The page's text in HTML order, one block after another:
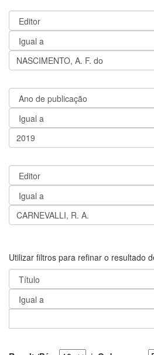
Utilizar filtros para refinar o resultado